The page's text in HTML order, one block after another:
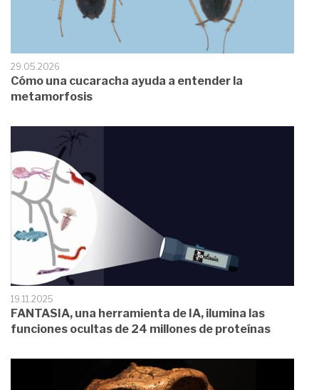
29.05.2026
Cómo una cucaracha ayuda a entender la
metamorfosis
19.11.2025
FANTASIA, una herramienta de IA, ilumina las
funciones ocultas de 24 millones de proteínas